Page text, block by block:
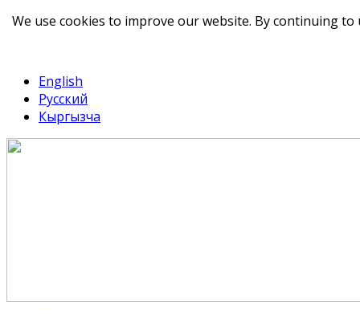
English
Русский
Кыргызча
We use cookies to improve our website. By continuing